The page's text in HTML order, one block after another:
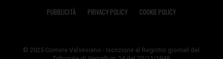
PUBBLICITÀ PRIVACY POLICY COOKIE POLICY
© 2025 Corriere Valsesiano - Iscrizione al Registro giornali del